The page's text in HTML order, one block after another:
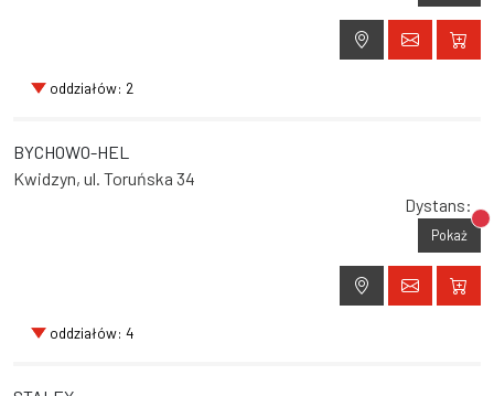
oddziałów: 2
BYCHOWO-HEL
Kwidzyn, ul. Toruńska 34
Dystans:
Pokaż
oddziałów: 4